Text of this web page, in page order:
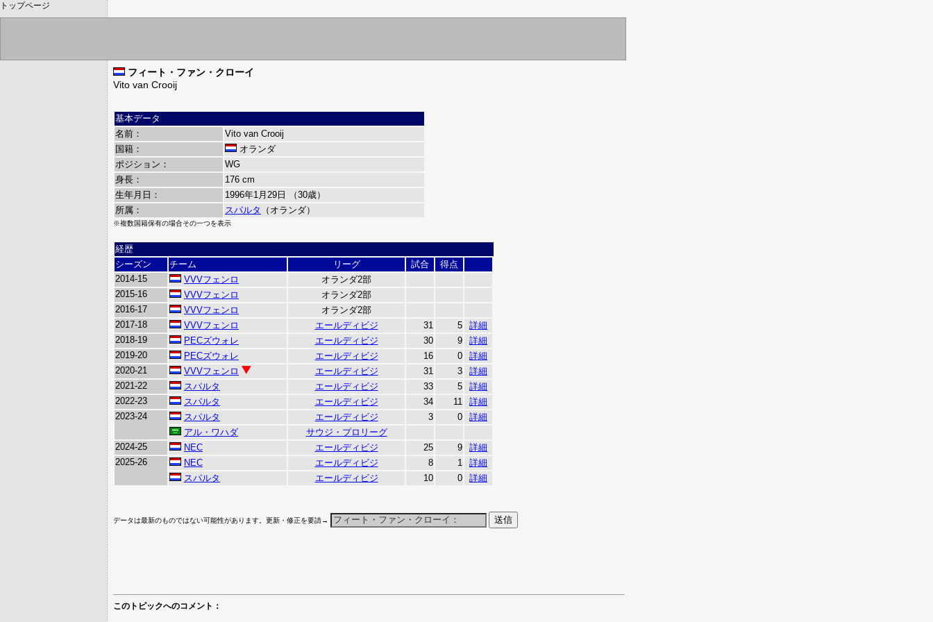
トップページ
フィート・ファン・クローイ
Vito van Crooij
基本データ
名前：
Vito van Crooij
国籍：
オランダ
ポジション：
WG
身長：
176 cm
生年月日：
1996年1月29日 （30歳）
所属：
スパルタ （オランダ）
※複数国籍保有の場合その一つを表示
経歴
シーズン
チーム リーグ 試合
得点
2014-15
VVVフェンロ
オランダ2部
2015-16
VVVフェンロ
オランダ2部
2016-17
VVVフェンロ
オランダ2部
2017-18
VVVフェンロ エールディビジ 31 5
詳細
2018-19
PECズウォレ エールディビジ 30 9
詳細
2019-20
PECズウォレ エールディビジ 16 0
詳細
2020-21
VVVフェンロ エールディビジ 31 3
詳細
2021-22
スパルタ エールディビジ 33 5
詳細
2022-23
スパルタ エールディビジ 34 11
詳細
2023-24
スパルタ エールディビジ 3 0
詳細
アル・ワハダ
サウジ・プロリーグ
2024-25
NEC エールディビジ 25 9
詳細
2025-26
NEC エールディビジ 8 1
詳細
スパルタ
エールディビジ 10 0 詳細
データは最新のものではない可能性があります。更新・修正を要請→
このトピックへのコメント：